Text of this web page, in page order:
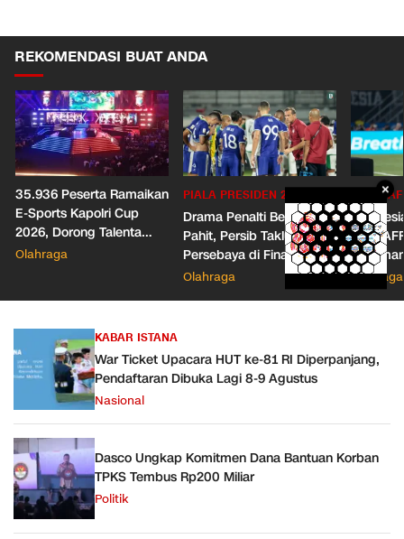
REKOMENDASI BUAT ANDA
35.936 Peserta Ramaikan
E-Sports Kapolri Cup
2026, Dorong Talenta
Digital dan Keamanan
Olahraga
PIALA PRESIDEN 2026
Drama Penalti Berakhir
Pahit, Persib Takluk dari
Persebaya di Final Piala
Presiden 2026
Olahraga
PIALA
Piala
Wasit
Olahraga
KABAR ISTANA
War Ticket Upacara HUT ke-81 RI Diperpanjang,
Pendaftaran Dibuka Lagi 8-9 Agustus
Nasional
Dasco Ungkap Komitmen Dana Bantuan Korban
TPKS Tembus Rp200 Miliar
Politik
×